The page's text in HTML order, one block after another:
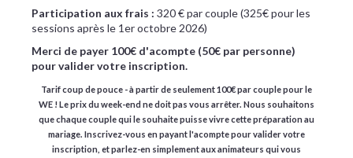
Participation aux frais : 320 € par couple (325€ pour les
sessions après le 1er octobre 2026)
Merci de payer 100€ d'acompte (50€ par personne)
pour valider votre inscription.
Tarif coup de pouce - à partir de seulement 100€ par couple pour le
WE !Le prix du week-end ne doit pas vous arrêter. Nous souhaitons
que chaque couple qui le souhaite puisse vivre cette préparation au
mariage. Inscrivez-vous en payant l'acompte pour valider votre
inscription, et parlez-en simplement aux animateurs qui vous